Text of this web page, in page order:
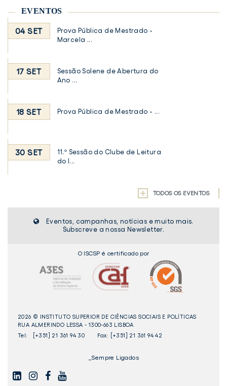
EVENTOS
04 SET
Prova Pública de Mestrado -
Marcela ...
17 SET
Sessão Solene de Abertura do
Ano ...
18 SET Prova Pública de Mestrado - ...
30 SET
11.ª Sessão do Clube de Leitura
do I...
TODOS OS EVENTOS
Eventos, campanhas, notícias e muito mais.
Subscreve a nossa Newsletter.
O ISCSP é certificado por
2026 © INSTITUTO SUPERIOR DE CIÊNCIAS SOCIAIS E POLÍTICAS
RUA ALMERINDO LESSA - 1300-663 LISBOA
Tel:
[+351] 21 361 94 30 Fax: [+351] 21 361 94 42
_Sempre Ligados